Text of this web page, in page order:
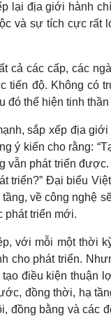
lại địa giới hành
và sự tích cực
cả các cấp, các
tiến độ. Không có
thể hiện tinh
sắp xếp địa
ý kiến cho rằng:
vẫn phát triển
triển?” Đại biểu
về công nghệ
phát triển mới.
với mỗi một thời
cho phát triển.
điều kiện thuận
đồng thời, hạ
đồng bằng và các